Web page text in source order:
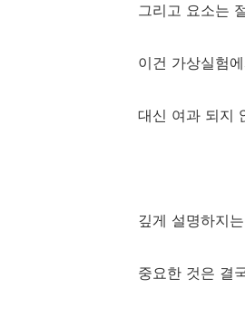
그리고 요소는
이건 가상실험
대신 여과 되지
깊게 설명하지
중요한 것은 결